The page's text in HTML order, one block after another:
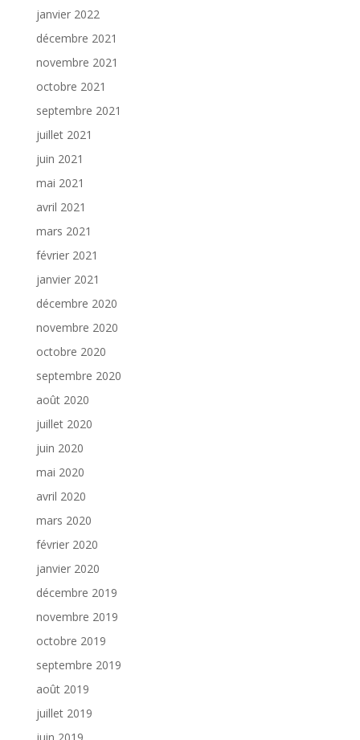
janvier 2022
décembre 2021
novembre 2021
octobre 2021
septembre 2021
juillet 2021
juin 2021
mai 2021
avril 2021
mars 2021
février 2021
janvier 2021
décembre 2020
novembre 2020
octobre 2020
septembre 2020
août 2020
juillet 2020
juin 2020
mai 2020
avril 2020
mars 2020
février 2020
janvier 2020
décembre 2019
novembre 2019
octobre 2019
septembre 2019
août 2019
juillet 2019